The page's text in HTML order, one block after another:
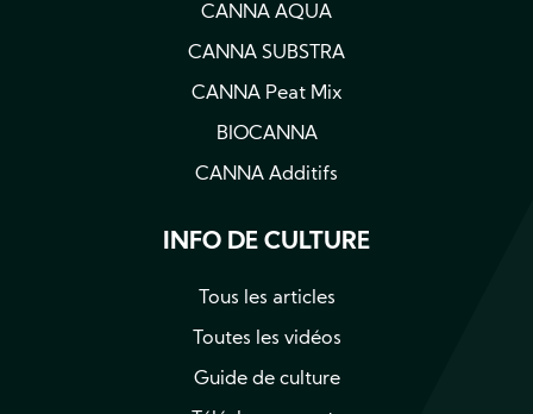
CANNA AQUA
CANNA SUBSTRA
CANNA Peat Mix
BIOCANNA
CANNA Additifs
INFO DE CULTURE
Tous les articles
Toutes les vidéos
Guide de culture